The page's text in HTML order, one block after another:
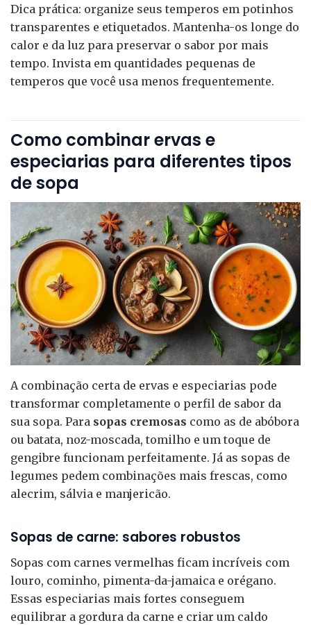
Dica prática: organize seus temperos em potinhos
transparentes e etiquetados. Mantenha-os longe do
calor e da luz para preservar o sabor por mais
tempo. Invista em quantidades pequenas de
temperos que você usa menos frequentemente.
Como combinar ervas e
especiarias para diferentes tipos
de sopa
A combinação certa de ervas e especiarias pode
transformar completamente o perfil de sabor da
sua sopa. Para sopas cremosas como as de abóbora
ou batata, noz-moscada, tomilho e um toque de
gengibre funcionam perfeitamente. Já as sopas de
legumes pedem combinações mais frescas, como
alecrim, sálvia e manjericão.
Sopas de carne: sabores robustos
Sopas com carnes vermelhas ficam incríveis com
louro, cominho, pimenta-da-jamaica e orégano.
Essas especiarias mais fortes conseguem
equilibrar a gordura da carne e criar um caldo